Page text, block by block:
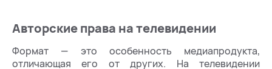
Авторские права на телевидении
Формат — это особенность медиапродукта,
отличающая его от других. На телевидении